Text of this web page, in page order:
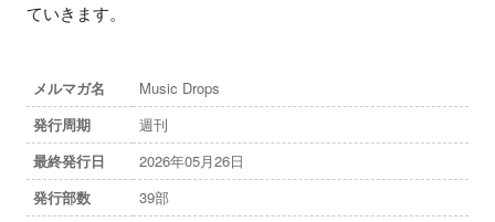
ていきます。
メルマガ名
Music Drops
発行周期
週刊
最終発行日
2026年05月26日
発行部数
39部